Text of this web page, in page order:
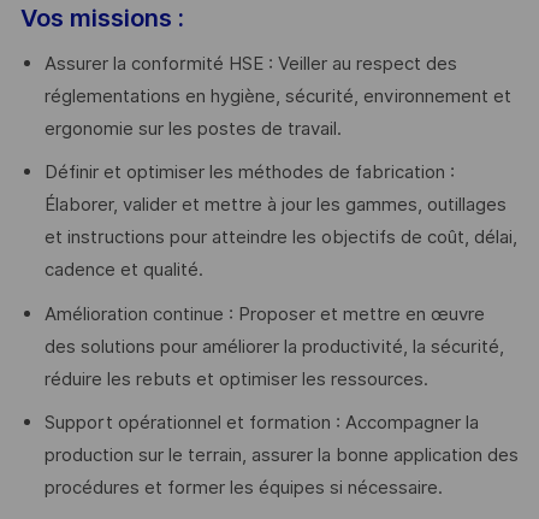
Vos missions :
Assurer la conformité HSE : Veiller au respect des
réglementations en hygiène, sécurité, environnement et
ergonomie sur les postes de travail.
Définir et optimiser les méthodes de fabrication :
Élaborer, valider et mettre à jour les gammes, outillages
et instructions pour atteindre les objectifs de coût, délai,
cadence et qualité.
Amélioration continue : Proposer et mettre en œuvre
des solutions pour améliorer la productivité, la sécurité,
réduire les rebuts et optimiser les ressources.
Support opérationnel et formation : Accompagner la
production sur le terrain, assurer la bonne application des
procédures et former les équipes si nécessaire.